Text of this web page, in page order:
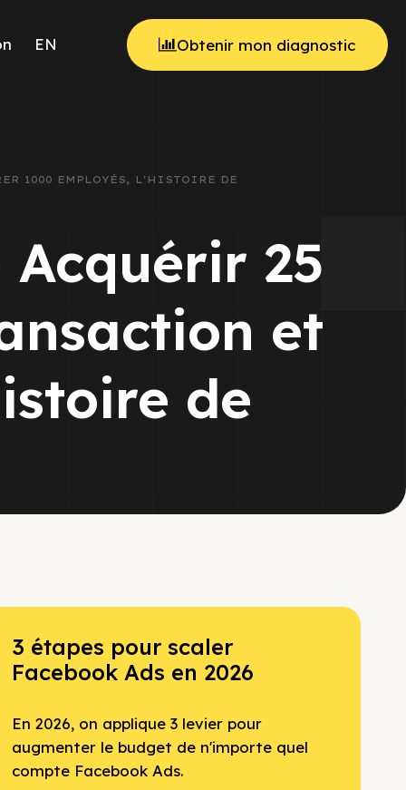
EN Obtenir mon diagnostic
1000 EMPLOYÉS, L'HISTOIRE DE
Acquérir 25
et
de
3 étapes pour scaler
Facebook Ads en 2026
En 2026, on applique 3 levier pour
augmenter le budget de n'importe quel
compte Facebook Ads.